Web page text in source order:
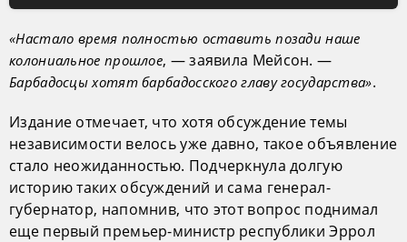
«Настало время полностью оставить позади наше
колониальное прошлое, — заявила Мейсон. —
Барбадосцы хотят барбадосского главу государства».
Издание отмечает, что хотя обсуждение темы
независимости велось уже давно, такое объявление
стало неожиданностью. Подчеркнула долгую
историю таких обсуждений и сама генерал-
губернатор, напомнив, что этот вопрос поднимал
еще первый премьер-министр республики Эррол